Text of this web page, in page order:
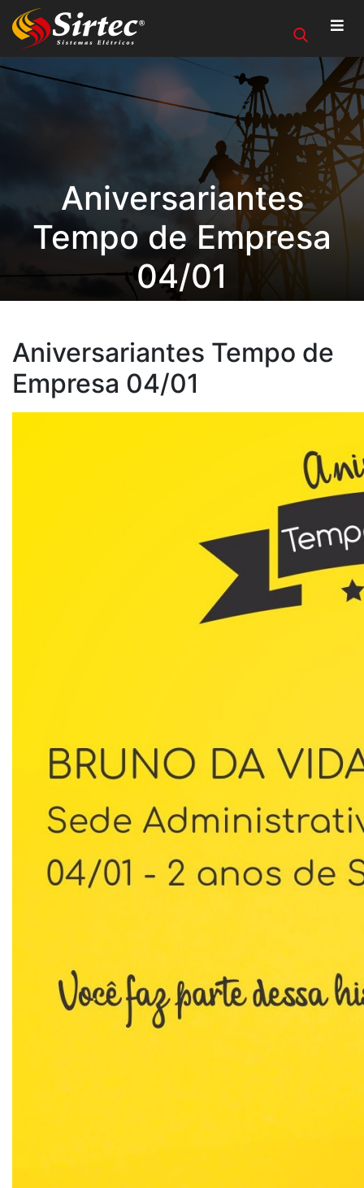
Aniversariantes
Tempo de Empresa
04/01
Aniversariantes Tempo de
Empresa 04/01